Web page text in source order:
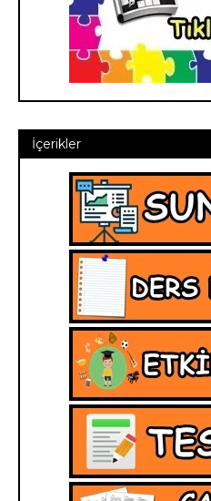
İçerikler